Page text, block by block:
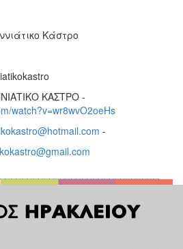
Κάστρο
ΚΑΣΤΡΟ -
watch?v=wr8wvO2oeHs
-